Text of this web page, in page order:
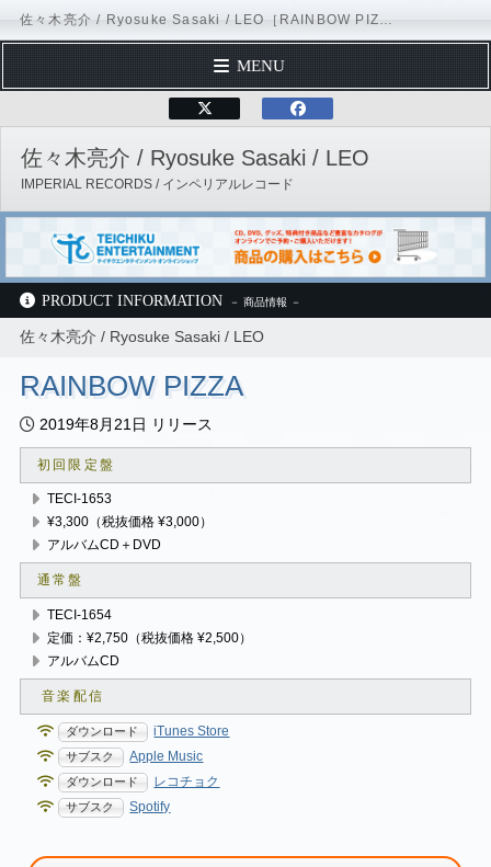
佐々木亮介 / Ryosuke Sasaki / LEO［RAINBOW PIZZA：TECI-1653 / TECI-1654］ / IMPERIAL RECORDS
MENU
DISCOGRAPHY
FORM MAIL
Instagram
テイチクエンタテインメント
TECI-1653 / TECI-1654
テイチクエンタテインメント IMPERIAL RECORDS
佐々木亮介 / Ryosuke Sasaki / LEO
IMPERIAL RECORDS / インペリアルレコード
PRODUCT INFORMATION
佐々木亮介 / Ryosuke Sasaki / LEO
RAINBOW PIZZA
2019年8月21日 リリース
初回限定盤
TECI-1653
¥3,300（税抜価格 ¥3,000）
アルバムCD＋DVD
通常盤
TECI-1654
定価：¥2,750（税抜価格 ¥2,500）
アルバムCD
iTunes Store
Apple Music
レコチョク
Spotify